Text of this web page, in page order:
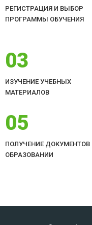
РЕГИСТРАЦИЯ И ВЫБОР
ПРОГРАММЫ ОБУЧЕНИЯ
03
ИЗУЧЕНИЕ УЧЕБНЫХ
МАТЕРИАЛОВ
05
ПОЛУЧЕНИЕ ДОКУМЕНТОВ
ОБРАЗОВАНИИ